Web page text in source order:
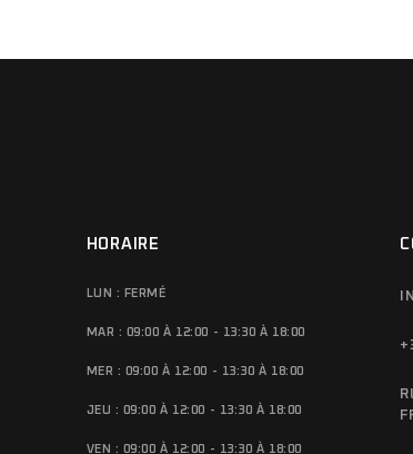
HORAIRE
LUN : FERMÉ
MAR : 09:00 À 12:00 - 13:30 À 18:00
MER : 09:00 À 12:00 - 13:30 À 18:00
JEU : 09:00 À 12:00 - 13:30 À 18:00
VEN : 09:00 À 12:00 - 13:30 À 18:00